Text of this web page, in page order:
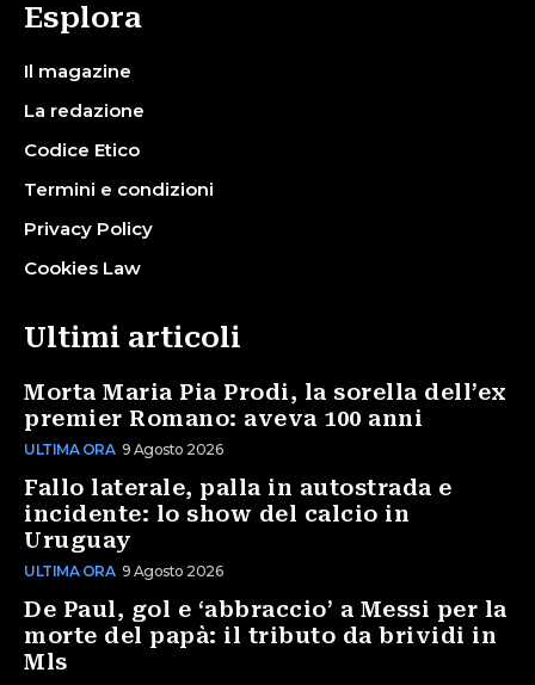
Esplora
Il magazine
La redazione
Codice Etico
Termini e condizioni
Privacy Policy
Cookies Law
Ultimi articoli
Morta Maria Pia Prodi, la sorella dell’ex
premier Romano: aveva 100 anni
ULTIMA ORA 9 Agosto 2026
Fallo laterale, palla in autostrada e
incidente: lo show del calcio in
Uruguay
ULTIMA ORA 9 Agosto 2026
De Paul, gol e ‘abbraccio’ a Messi per la
morte del papà: il tributo da brividi in
Mls